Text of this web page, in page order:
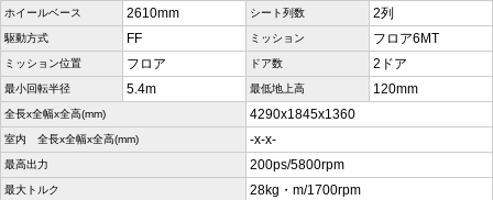
ホイールベース 2610mm シート列数 2列
駆動方式 FF ミッション フロア6MT
ミッション位置 フロア ドア数 2ドア
最小回転半径 5.4m 最低地上高 120mm
全長x全幅x全高(mm) 4290x1845x1360
室内 全長x全幅x全高(mm) -x-x-
最高出力 200ps/5800rpm
最大トルク 28kg・m/1700rpm